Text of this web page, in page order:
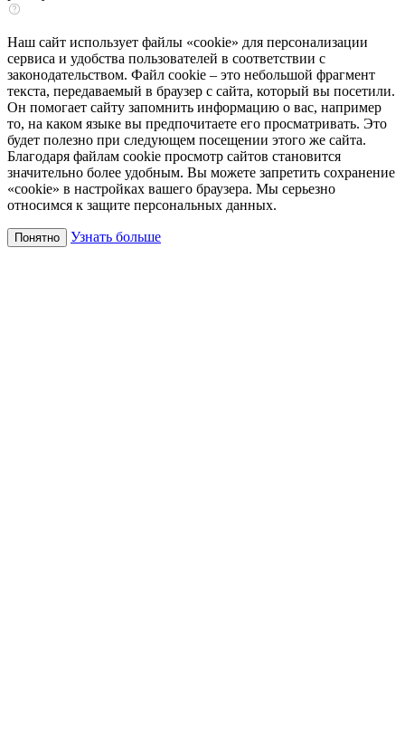
Наш сайт использует файлы «cookie» для персонализации
сервиса и удобства пользователей в соответствии с
законодательством. Файл cookie – это небольшой фрагмент
текста, передаваемый в браузер с сайта, который вы посетили.
Он помогает сайту запомнить информацию о вас, например
то, на каком языке вы предпочитаете его просматривать. Это
будет полезно при следующем посещении этого же сайта.
Благодаря файлам cookie просмотр сайтов становится
значительно более удобным. Вы можете запретить сохранение
«cookie» в настройках вашего браузера. Мы серьезно
относимся к защите персональных данных.
Понятно Узнать больше